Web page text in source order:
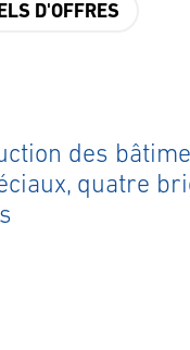
D'OFFRES
des
quatre